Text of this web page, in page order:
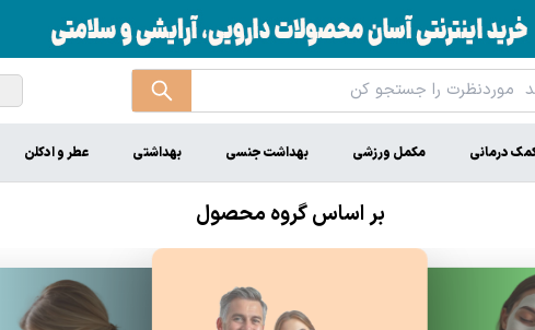
درمانی مکمل ورزشی بهداشت جنسی بهداشتی عطر و ادکلن
بر اساس گروه محصول